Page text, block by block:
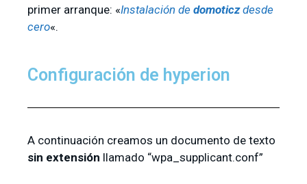
primer arranque: «Instalación de domoticzdesde
cero«.
Configuración de hyperion
A continuación creamos un documento de texto
sin extensión llamado “wpa_supplicant.conf”